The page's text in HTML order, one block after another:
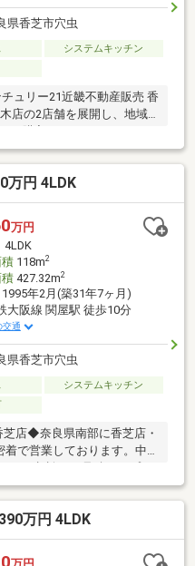
県香芝市穴虫
システムキッチン
ュリー21近畿不動産販売 香
店の2店舗を展開し、地域
グにも対応し、ご入居後の
ートいたします。センチュ
し、ご購入後のアフターサ
ようサポートいたします。
もお気軽にご相談ください
万円 4LDK
万円
4LDK
118m2
427.32m2
1995年2月(築31年7ヶ月)
大阪線 関屋駅 徒歩10分
交通
県香芝市穴虫
システムキッチン
店◆奈良県南部に香芝店・
で営業しております。中古
しに合わせた住まいづくり
21のネットワークと情報力
スまで安心して進めていた
まいづくりに関することな
万円 4LDK